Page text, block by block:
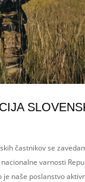
častnikov se
varnosti
je naše poslanstvo